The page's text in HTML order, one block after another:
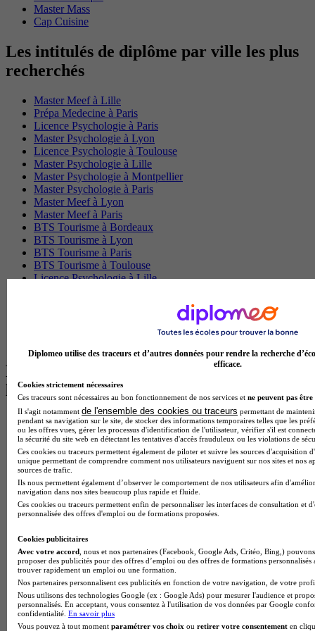
Master Mass
Cap Cuisine
Les intitulés de diplôme par ville les plus
recherchés
Master Meef à Lille
Prépa Medecine à Paris
Licence Psychologie à Paris
Master Psychologie à Lyon
Licence Psychologie à Toulouse
Master Psychologie à Lille
Master Psychologie à Montpellier
Master Psychologie à Paris
Master Meef à Lyon
Master Meef à Paris
BTS Tourisme à Bordeaux
BTS Tourisme à Lyon
BTS Tourisme à Paris
BTS Tourisme à Toulouse
Licence Psychologie à Lille
BTS Communication à Lyon
Les intitulés de diplôme par alternance
les plus recherchés
BTS Esf en alternance
BTS Dietetique en alternance
BTS Mco en alternance
BTS Pi en alternance
BTS Sp3s en alternance
Master CCA en alternance
BTS Ndrc en alternance
BTS Sam en alternance
Cap Fleuriste en alternance
BTS Sio en alternance
MSc Marketing Digital en alternance
BTS Gpme en alternance
Cap Electricien en alternance
BTS Gpn en alternance
BTS Domotique en alternance
BAC Pro Agora en alternance
BTS Sta en alternance
Diplomeo utilise des traceurs et d’autres données pour rendre la recherche
efficace.
Cookies strictement nécessaires
Ces traceurs sont nécessaires au bon fonctionnement de nos services et ne peuvent pas être
Il s'agit notamment de l'ensemble des cookies ou traceurs permettant de
pendant sa navigation sur le site, de stocker des informations temporaires telles que les
ou les offres vues, gérer les processus d'identification de l'utilisateur, vérifier s'il est
la sécurité du site web en détectant les tentatives d'accès frauduleux ou les violations de
Ces cookies ou traceurs permettent également de piloter et suivre les sources d'acquisition
unique permettant de comprendre comment nos utilisateurs naviguent sur nos sites et nos
sources de trafic.
Ils nous permettent également d’observer le comportement de nos utilisateurs afin
navigation dans nos sites beaucoup plus rapide et fluide.
Ces cookies ou traceurs permettent enfin de personnaliser les interfaces de consultation et
personnalisée des offres d'emploi ou de formations proposées.
Cookies publicitaires
Avec votre accord , nous et nos partenaires (Facebook, Google Ads, Critéo, Bing,)
proposer des publicités pour des offres d’emploi ou des offres de formations
trouver rapidement un emploi ou une formation.
Nos partenaires personnalisent ces publicités en fonction de votre navigation, de votre
Nous utilisons des technologies Google (ex : Google Ads) pour mesurer l'audience et
personnalisés. En acceptant, vous consentez à l'utilisation de vos données par Google
confidentialité. En savoir plus
Vous pouvez à tout moment paramétrer vos choix ou retirer votre consentement en